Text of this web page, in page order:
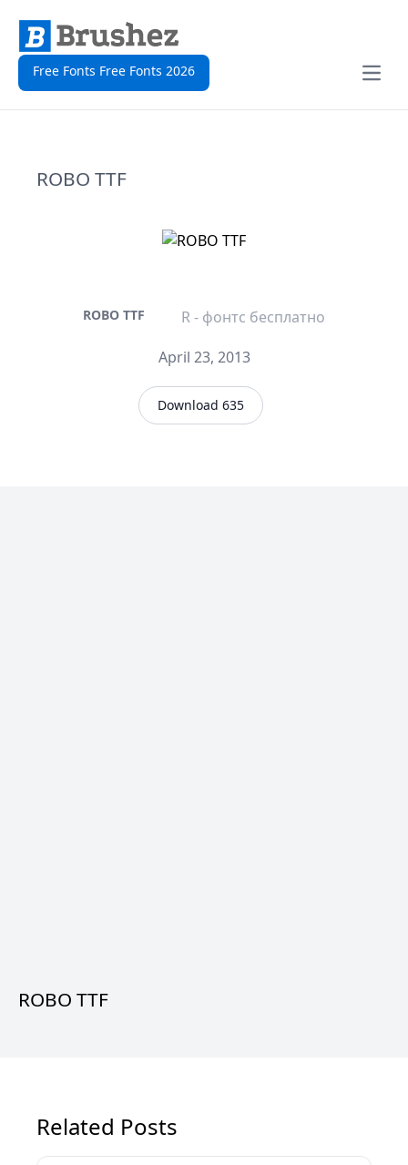
Free Fonts Free Fonts 2026
Open
ROBO TTF
ROBO TTF
R - фонтс бесплатно
April 23, 2013
Download 635
ROBO TTF
Related Posts